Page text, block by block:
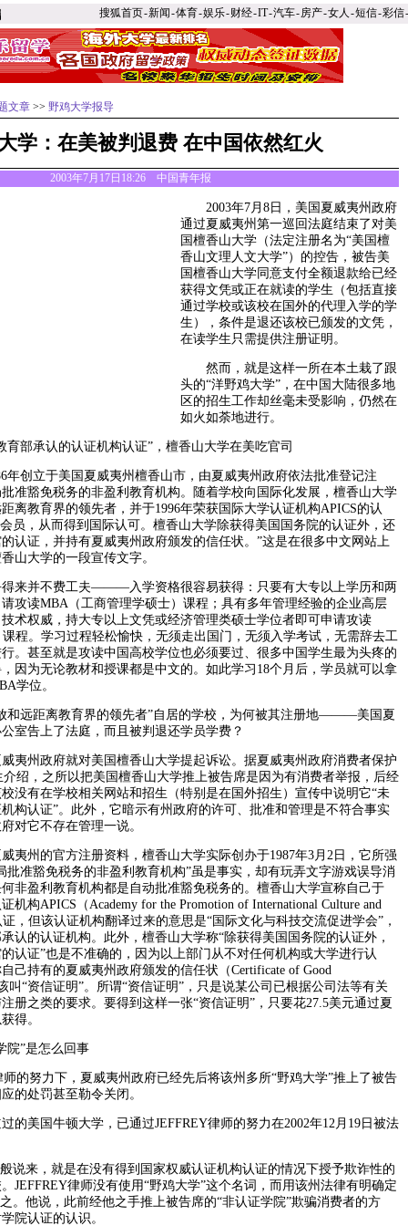
搜狐首页-新闻-体育-娱乐-财经-IT-汽车-房产-女人 -短信-彩信-
文章 >> 野鸡大学报导
学：在美被判退费 在中国依然红火
2003年7月17日18:26 中国青年报
2003年7月8日，美国夏威夷州政府
通过夏威夷州第一巡回法庭结束了对美
国檀香山大学（法定注册名为“美国檀
香山文理人文大学”）的控告，被告美
国檀香山大学同意支付全额退款给已经
获得文凭或正在就读的学生（包括直接
通过学校或该校在国外的代理入学的学
生），条件是退还该校已颁发的文凭，
在读学生只需提供注册证明。
然而，就是这样一所在本土栽了跟
头的“洋野鸡大学”，在中国大陆很多地
区的招生工作却丝毫未受影响，仍然在
如火如荼地进行。
承认的认证机构认证”，檀香山大学在美吃官司
立于美国夏威夷州檀香山市，由夏威夷州政府依法批准登记注
准豁免税务的非盈利教育机构。随着学校向国际化发展，檀香山大学
离教育界的领先者，并于1996年荣获国际大学认证机构APICS的认
员，从而得到国际认可。檀香山大学除获得美国国务院的认证外，还
认证，并持有夏威夷州政府颁发的信任状。”这是在很多中文网站上
山大学的一段宣传文字。
并不费工夫———入学资格很容易获得：只要有大专以上学历和两
攻读MBA（工商管理学硕士）课程；具有多年管理经验的企业高层
术权威，持大专以上文凭或经济管理类硕士学位者即可申请攻读
程。学习过程轻松愉快，无须走出国门，无须入学考试，无需辞去工
。甚至就是攻读中国高校学位也必须要过、很多中国学生最为头疼的
因为无论教材和授课都是中文的。如此学习18个月后，学员就可以拿
学位。
远距离教育界的领先者”自居的学校，为何被其注册地———美国夏
室告上了法庭，而且被判退还学员学费？
州政府就对美国檀香山大学提起诉讼。据夏威夷州政府消费者保护
介绍，之所以把美国檀香山大学推上被告席是因为有消费者举报，后经
没有在学校相关网站和招生（特别是在国外招生）宣传中说明它“未
构认证”。此外，它暗示有州政府的许可、批准和管理是不符合事实
对它不存在管理一说。
州的官方注册资料，檀香山大学实际创办于1987年3月2日，它所强
批准豁免税务的非盈利教育机构”虽是事实，却有玩弄文字游戏误导消
非盈利教育机构都是自动批准豁免税务的。檀香山大学宣称自己于
机构APICS（Academy for the Promotion of International Culture and
证，但该认证机构翻译过来的意思是“国际文化与科技交流促进学会”，
认的认证机构。此外，檀香山大学称“除获得美国国务院的认证外，
认证”也是不准确的，因为以上部门从不对任何机构或大学进行认
己持有的夏威夷州政府颁发的信任状（Certificate of Good
叫“资信证明”。所谓“资信证明”，只是说某公司已根据公司法等有关
册之类的要求。要得到这样一张“资信证明”，只要花27.5美元通过夏
得。
”是怎么回事
努力下，夏威夷州政府已经先后将该州多所“野鸡大学”推上了被告
的处罚甚至勒令关闭。
美国牛顿大学，已通过JEFFREY律师的努力在2002年12月19日被法
来，就是在没有得到国家权威认证机构认证的情况下授予欺诈性的
JEFFREY律师没有使用“野鸡大学”这个名词，而用该州法律有明确定
。他说，此前经他之手推上被告席的“非认证学院”欺骗消费者的方
院认证的认识。